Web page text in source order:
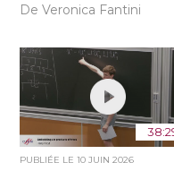
De Veronica Fantini
PUBLIÉE LE10 JUIN 2026